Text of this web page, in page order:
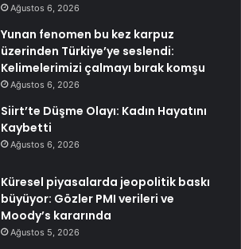
Ağustos 6, 2026
Yunan fenomen bu kez karpuz
üzerinden Türkiye’ye seslendi:
Kelimelerimizi çalmayı bırak komşu
Ağustos 6, 2026
Siirt’te Düşme Olayı: Kadın Hayatını
Kaybetti
Ağustos 6, 2026
Küresel piyasalarda jeopolitik baskı
büyüyor: Gözler PMI verileri ve
Moody’s kararında
Ağustos 5, 2026